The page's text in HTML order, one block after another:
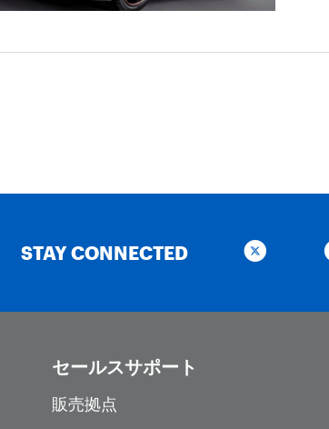
STAY CONNECTED
セールスサポート
販売拠点